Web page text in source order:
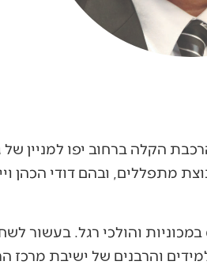
מתפללים, ובהם דודי הכהן
והולכי רגל. בעשור
והרבנים של ישיבת מרכז